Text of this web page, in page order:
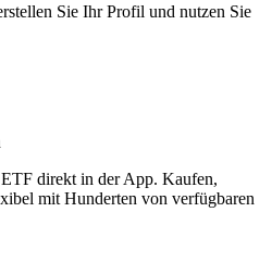
Sie Ihr Profil und nutzen Sie
direkt in der App. Kaufen,
mit Hunderten von verfügbaren